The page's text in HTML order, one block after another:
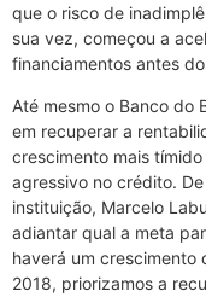
que o risco de
sua vez, começou a
financiamentos antes
Até mesmo o Banco do
em recuperar a
crescimento mais
agressivo no crédito.
instituição, Marcelo
adiantar qual a meta
haverá um crescimento
2018, priorizamos a